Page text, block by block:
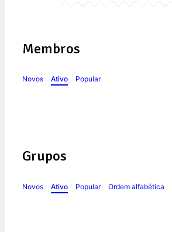
Membros
Novos Ativo Popular
Grupos
Novos Ativo Popular Ordem alfabética